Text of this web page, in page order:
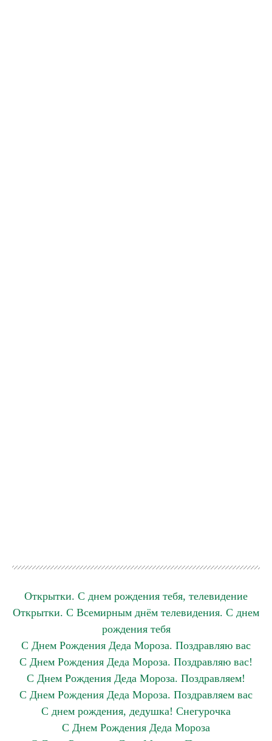
Открытки. С днем рождения тебя, телевидение
Открытки. С Всемирным днём телевидения. С днем
рождения тебя
С Днем Рождения Деда Мороза. Поздравляю вас
С Днем Рождения Деда Мороза. Поздравляю вас!
С Днем Рождения Деда Мороза. Поздравляем!
С Днем Рождения Деда Мороза. Поздравляем вас
С днем рождения, дедушка! Снегурочка
С Днем Рождения Деда Мороза